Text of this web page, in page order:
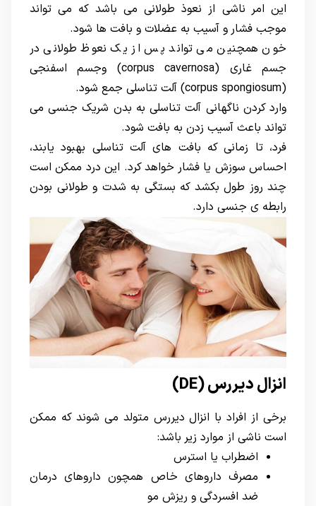
این امر ناشی از نعوذ طولانی می باشد که می تواند
موجب فشار و آسیب به عضلات و بافت ها شود.
خون همچنین می تواند پس از یک نعوظ طولانی در
جسم غاری (corpus cavernosa) وجسم اسفنجی
(corpus spongiosum) آلت تناسلی جمع شود.
وارد کردن ناگهانی آلت تناسلی به بدن شریک جنسی می
تواند باعث آسیب زدن به بافت شود.
فرد، تا زمانی که بافت های آلت تناسلی بهبود یابند،
احساس سوزش یا فشار خواهد کرد. این درد ممکن است
چند روز طول بکشد که بستگی به شدت و طولانی بودن
رابطه ی جنسی دارد.
انزال دیررس (DE
)
برخی از افراد با انزال دیررس متولد می شوند که ممکن
است ناشی از موارد زیر باشد:
اضطراب یا استرس
مصرف داروهای خاص همچون داروهای درمان
ضد افسردگی و ریزش مو